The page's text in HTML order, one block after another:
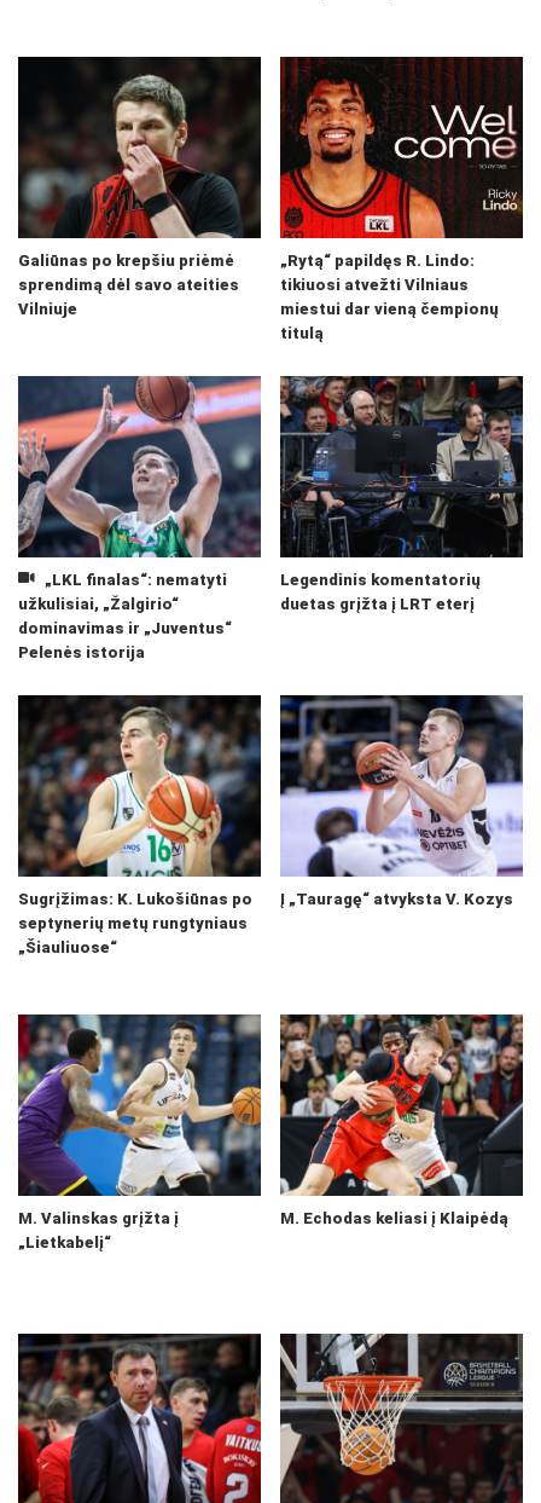
Galiūnas po krepšiu priėmė
sprendimą dėl savo ateities
Vilniuje
„Rytą“ papildęs R. Lindo:
tikiuosi atvežti Vilniaus
miestui dar vieną čempionų
titulą
„LKL finalas“: nematyti
užkulisiai, „Žalgirio“
dominavimas ir „Juventus“
Pelenės istorija
Legendinis komentatorių
duetas grįžta į LRT eterį
Sugrįžimas: K. Lukošiūnas po
septynerių metų rungtyniaus
„Šiauliuose“
Į „Tauragę“ atvyksta V. Kozys
M. Valinskas grįžta į
„Lietkabelį“
M. Echodas keliasi į Klaipėdą